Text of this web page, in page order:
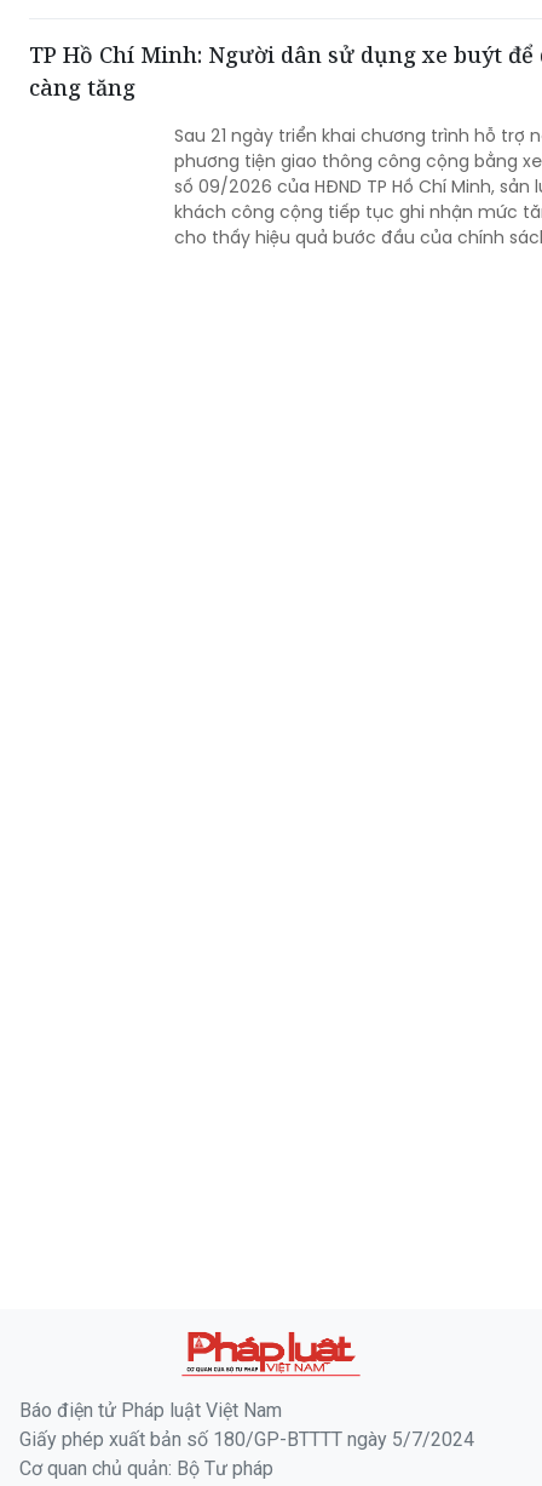
thác thương mại vào cuối năm 2026.
TP Hồ Chí Minh: Người dân sử dụng xe buýt
càng tăng
Sau 21 ngày triển khai chương trình hỗ trợ
phương tiện giao thông công cộng bằng
số 09/2026 của HĐND TP Hồ Chí Minh,
khách công cộng tiếp tục ghi nhận mức
cho thấy hiệu quả bước đầu của chính
Báo điện tử Pháp luật Việt Nam
Giấy phép xuất bản số 180/GP-BTTTT ngày 5/7/2024
Cơ quan chủ quản: Bộ Tư pháp